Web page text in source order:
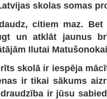
skolas somas
citiem maz.
un atklāt jaunus
Ilutai
skolā ir iespēja
ir tikai sākums
ir jūsu